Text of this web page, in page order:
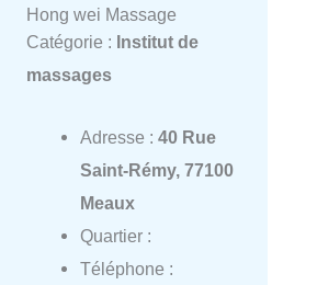
Hong wei Massage
Catégorie : Institut de
massages
Adresse : 40 Rue
Saint-Rémy, 77100
Meaux
Quartier :
Téléphone :